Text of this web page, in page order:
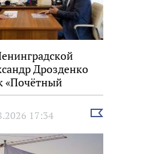
Дрозденко
«Почётный
17:34
Выбрать